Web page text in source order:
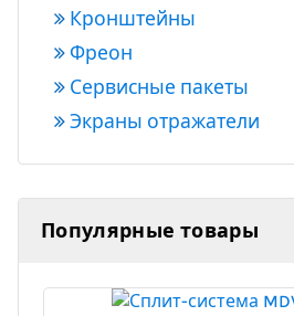
Кронштейны
Фреон
Сервисные пакеты
Экраны отражатели
Популярные товары